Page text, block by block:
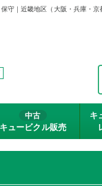
守｜近畿地区（大阪・兵庫・
中古
キュービクル販売
キ